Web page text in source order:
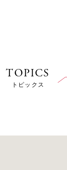
TOPICS
トピックス